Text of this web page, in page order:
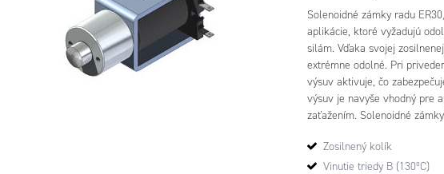
Solenoidné zámky radu
aplikácie, ktoré vyžadujú
silám. Vďaka svojej
extrémne odolné. Pri
výsuv aktivuje, čo
výsuv je navyše vhodný pre
zaťažením. Solenoidné
Zosilnený kolík
Vinutie triedy B (130ºC)